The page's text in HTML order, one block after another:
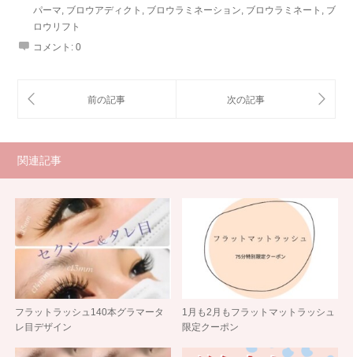
パーマ ブロウアディクト ブロウラミネーション ブロウラミネート
ブ
ロウリフト
コメント: 0
関連記事
フラットラッシュ140本グラマータ
レ目デザイン
1月も2月もフラットマットラッシュ
限定クーポン